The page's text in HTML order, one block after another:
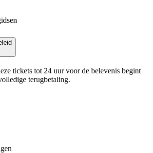
tickets tot 24 uur voor de belevenis begint
terugbetaling.